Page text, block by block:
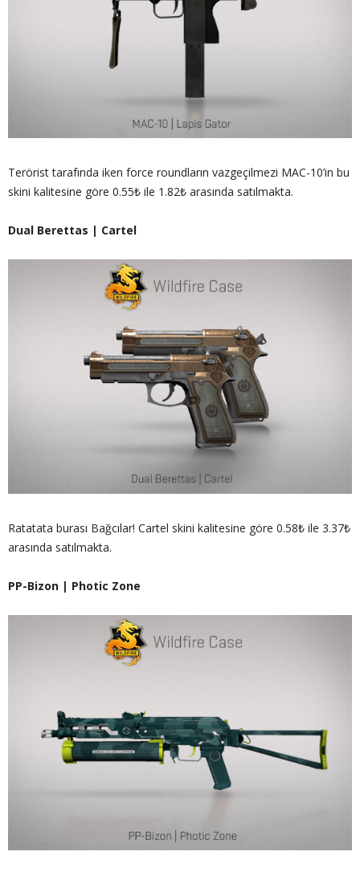
Terörist tarafında iken force roundların vazgeçilmezi MAC-10’in bu
skini kalitesine göre 0.55₺ ile 1.82₺ arasında satılmakta.
Dual Berettas | Cartel
Ratatata burası Bağcılar! Cartel skini kalitesine göre 0.58₺ ile 3.37₺
arasında satılmakta.
PP-Bizon | Photic Zone